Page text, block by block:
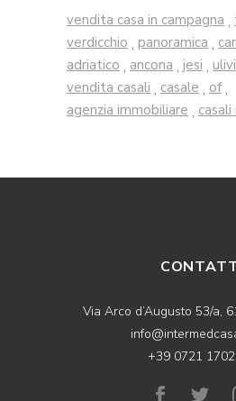
vendita casa in campagna ,
verdicchio , panoramica ,
adriatico , ancona ,jesi , ulivi
vendita casali , casale , of ,
agenzia immobiliare ,
Via Arco d’Augusto 53/a,
+39 0721